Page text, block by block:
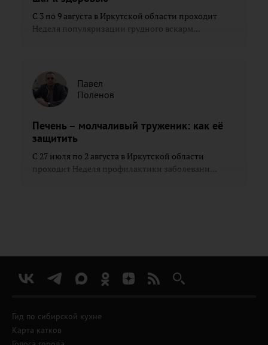
С 3 по 9 августа в Иркутской области проходит
Неделя популяризации грудного вскарм...
Павел
Поленов
Печень – молчаливый труженик: как её
защитить
С 27 июля по 2 августа в Иркутской области
проходит Неделя профилактики заболевани...
Гид по сибирской кухне
Карта катков